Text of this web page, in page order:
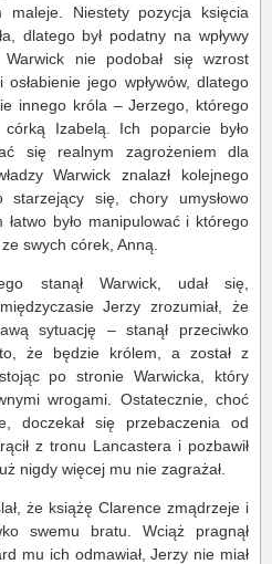
Niestety pozycja księcia
dlatego był podatny na wpływy
nie podobał się wzrost
jego wpływów, dlatego
innego króla – Jerzego, którego
Izabelą. Ich poparcie było
się realnym zagrożeniem dla
Warwick znalazł kolejnego
starzejący się, chory umysłowo
było manipulować i którego
swych córek, Anną.
stanął Warwick, udał się,
Jerzy zrozumiał, że
sytuację – stanął przeciwko
że będzie królem, a został z
po stronie Warwicka, który
wrogami. Ostatecznie, choć
doczekał się przebaczenia od
z tronu Lancastera i pozbawił
nigdy więcej mu nie zagrażał.
że książę Clarence zmądrzeje i
swemu bratu. Wciąż pragnął
mu ich odmawiał, Jerzy nie miał